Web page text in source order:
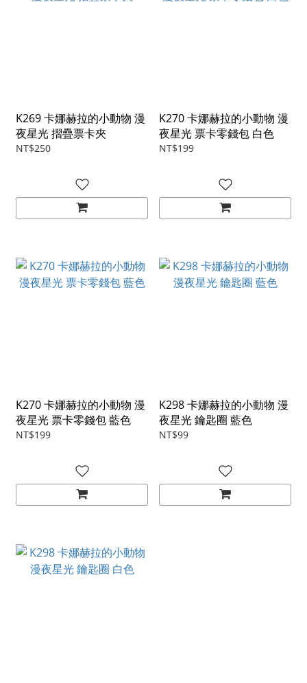
K269 卡娜赫拉的小動物 漫
夜星光 摺疊票卡夾
NT$250
K270 卡娜赫拉的小動物 漫
夜星光 票卡零錢包 白色
NT$199
K270 卡娜赫拉的小動物 漫
夜星光 票卡零錢包 藍色
NT$199
K298 卡娜赫拉的小動物 漫
夜星光 鑰匙圈 藍色
NT$99